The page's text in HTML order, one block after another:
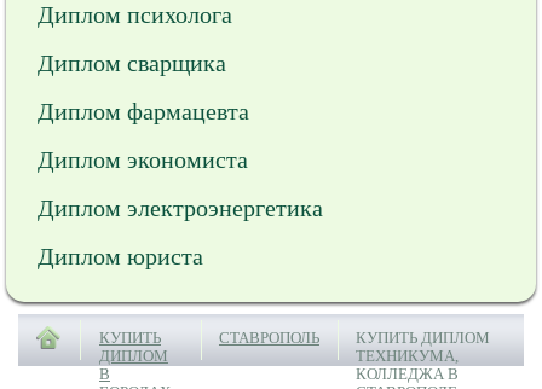
Диплом психолога
Диплом сварщика
Диплом фармацевта
Диплом экономиста
Диплом электроэнергетика
Диплом юриста
КУПИТЬ
ДИПЛОМ
В
СТАВРОПОЛЬ
КУПИТЬ ДИПЛОМ
ТЕХНИКУМА,
КОЛЛЕДЖА В